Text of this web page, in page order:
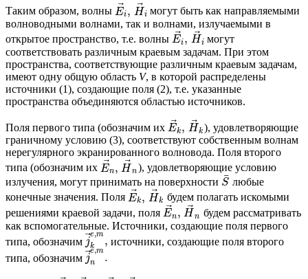
Таким образом, волны E⃗i, H⃗i могут быть как направляемыми
волноводными волнами, так и волнами, излучаемыми в
открытое пространство, т.е. волны E⃗i, H⃗i могут
соответствовать различным краевым задачам. При этом
пространства, соответствующие различным краевым задачам,
имеют одну общую область V, в которой распределены
источники (1), создающие поля (2), т.е. указанные
пространства объединяются областью источников.
Поля первого типа (обозначим их E⃗k, H⃗k ), удовлетворяющие
граничному условию (3), соответствуют собственным волнам
нерегулярного экранированного волновода. Поля второго
типа (обозначим их E⃗n, H⃗n ), удовлетворяющие условию
излучения, могут принимать на поверхности S
¯ любые
конечные значения. Поля E⃗k, H⃗k будем полагать искомыми
решениями краевой задачи, поля E⃗n, H⃗n будем рассматривать
как вспомогательные. Источники, создающие поля первого
типа, обозначим j⃗
e,m
k
, источники, создающие поля второго
типа, обозначим j⃗
e,m
n
.